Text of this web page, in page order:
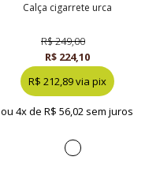
calça cigarrete urca
R$ 249,00
R$ 224,10
R$ 212,89 via pix
ou 4x de R$ 56,02 sem juros